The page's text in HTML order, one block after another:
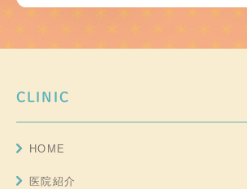
CLINIC
HOME
医院紹介